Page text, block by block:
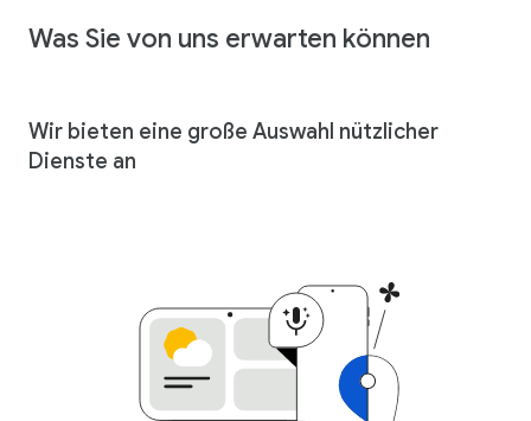
Was Sie von uns erwarten können
Wir bieten eine große Auswahl nützlicher
Dienste an